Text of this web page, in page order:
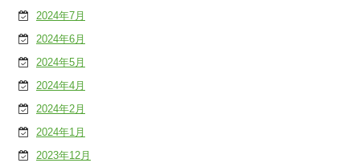
2024年7月
2024年6月
2024年5月
2024年4月
2024年2月
2024年1月
2023年12月